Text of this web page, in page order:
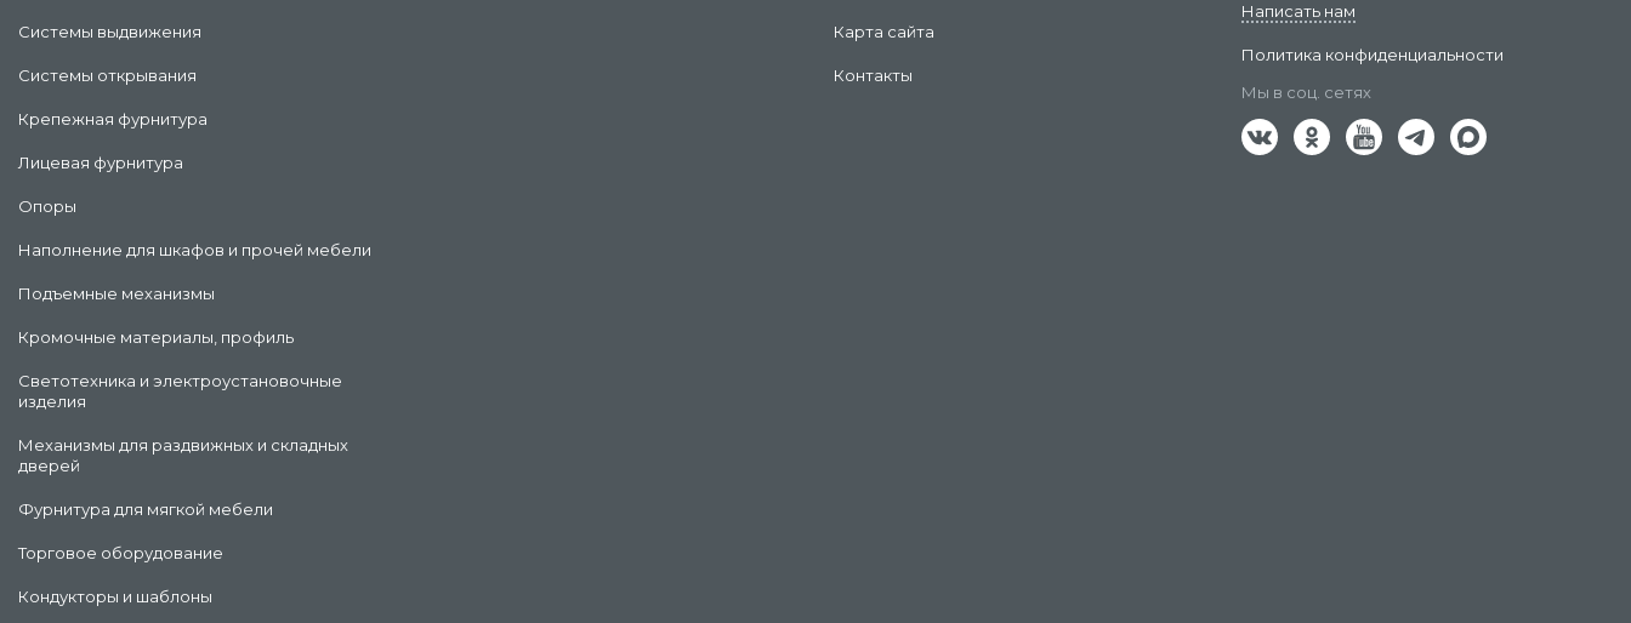
Системы выдвижения
Системы открывания
Крепежная фурнитура
Лицевая фурнитура
Опоры
Наполнение для шкафов и прочей мебели
Подъемные механизмы
Кромочные материалы, профиль
Светотехника и электроустановочные
изделия
Механизмы для раздвижных и складных
дверей
Фурнитура для мягкой мебели
Торговое оборудование
Кондукторы и шаблоны
Карта сайта
Контакты
Написать нам
Политика конфиденциальности
Мы в соц. сетях